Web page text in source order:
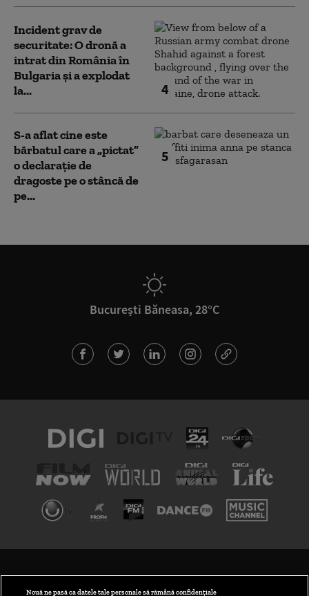
4
Incident grav de
securitate: O dronă a
intrat din România în
Bulgaria şi a explodat
la...
5
S-a aflat cine este
bărbatul care a „pictat”
o declarație de
dragoste pe o stâncă de
pe...
București Băneasa, 28°C
Nouă ne pasă ca datele tale personale să rămână confidențiale